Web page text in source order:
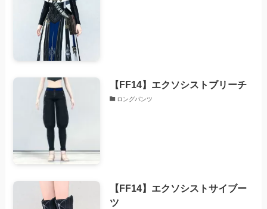
【FF14】エクソシストブリーチ
ロングパンツ
【FF14】エクソシストサイブー
ツ